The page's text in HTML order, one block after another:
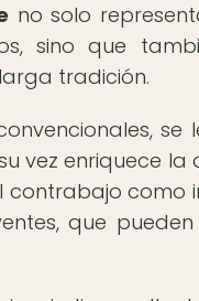
no solo
sino que
tradición.
se
vez enriquece la
contrabajo como
que